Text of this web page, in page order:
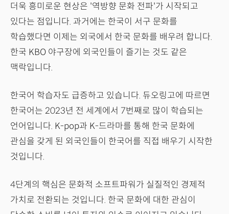
더욱 흥미로운 현상은 '역방향 문화 전파'가 시작되고
있다는 점입니다. 과거에는 한국이 서구 문화를
학습했다면 이제는 외국에서 한국 문화를 배우려 합니다.
한국 KBO 야구장에 외국인들이 즐기는 것도 같은
맥락입니다.
한국어 학습자도 급증하고 있습니다. 듀오링고에 따르면
한국어는 2023년 전 세계에서 7번째로 많이 학습되는
언어입니다. K-pop과 K-드라마를 통해 한국 문화에
관심을 갖게 된 외국인들이 한국어를 직접 배우기 시작한
것입니다.
4단계의 핵심은 문화적 소프트파워가 실질적인 경제적
가치로 전환되는 것입니다. 한국 문화에 대한 관심이